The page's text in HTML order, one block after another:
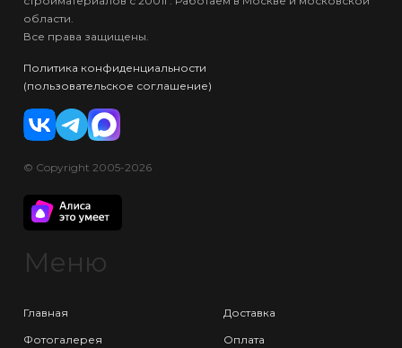
области.
Все права защищены.
Политика конфиденциальности
(пользовательское соглашение)
© Copyright 2005-2026
Меню
Главная
Фотогалерея
Доставка
Оплата